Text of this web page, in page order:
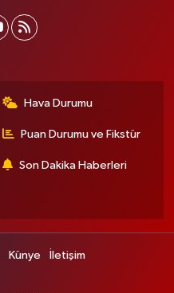
Hava Durumu
Puan Durumu ve Fikstür
Son Dakika Haberleri
Künye İletişim